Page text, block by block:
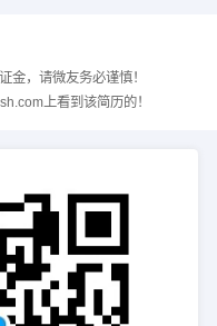
金，请微友务必谨慎！
上看到该简历的！